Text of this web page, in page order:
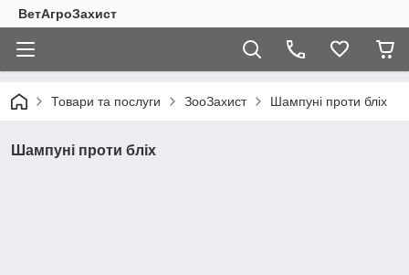
ВетАгроЗахист
Товари та послуги ЗооЗахист Шампуні проти бліх
Шампуні проти бліх